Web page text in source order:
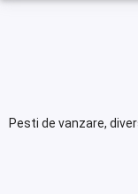
Pesti de vanzare,